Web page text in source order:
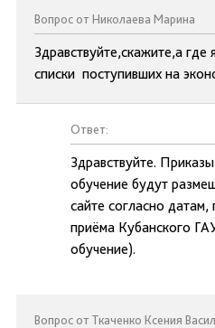
Вопрос от Николаева Марина
Здравствуйте,скажите,а где
списки поступивших на
Ответ:
Здравствуйте.
обучение будут
сайте согласно
приёма Кубанского
обучение).
Вопрос от Ткаченко Ксения